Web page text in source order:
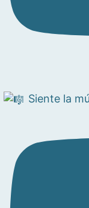
Siente la